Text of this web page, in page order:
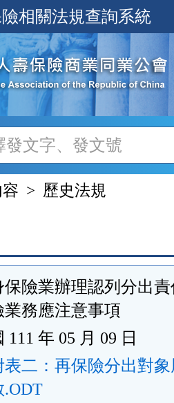
相關法規查詢系統
歷史法規
保險業辦理認列分出
業務應注意事項
111 年 05 月 09 日
表二：再保險分出對
.ODT